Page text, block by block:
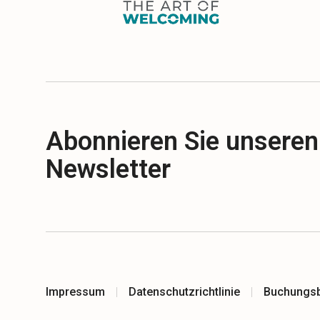
Abonnieren Sie unseren
Newsletter
Impressum Datenschutzrichtlinie